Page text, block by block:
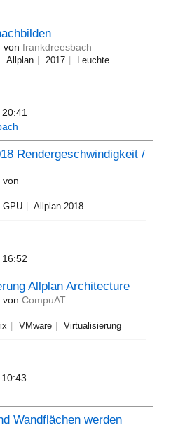
von frankdreesbach
Allplan 2017 Leuchte
Rendergeschwindigkeit /
von
GPU Allplan 2018
Allplan Architecture
von CompuAT
VMware Virtualisierung
Wandflächen werden